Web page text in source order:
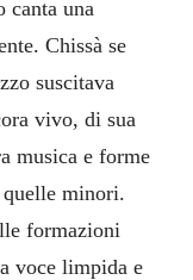
canta una
Chissà se
suscitava
vivo, di sua
musica e forme
minori.
formazioni
voce limpida e